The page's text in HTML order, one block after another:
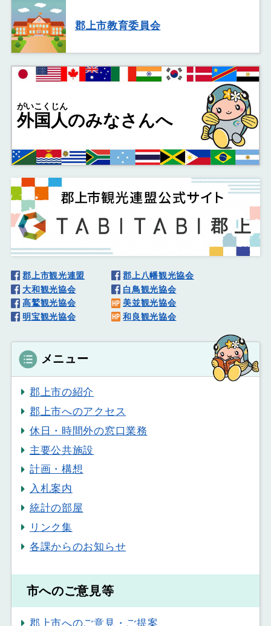
郡上市教育委員会
外国人
がいこくじん
のみなさんへ
郡上市観光連盟
郡上八幡観光協会
大和観光協会
白鳥観光協会
高鷲観光協会
美並観光協会
明宝観光協会
和良観光協会
メニュー
郡上市の紹介
郡上市へのアクセス
休日・時間外の窓口業務
主要公共施設
計画・構想
入札案内
統計の部屋
リンク集
各課からのお知らせ
市へのご意見等
郡上市へのご意見・ご提案